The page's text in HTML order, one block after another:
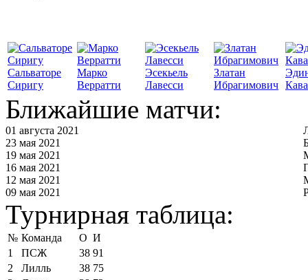
Сальваторе
Сиригу
Марко
Верратти
Эсекьель
Лавесси
Златан
Ибрагимович
Ближайшие матчи:
01 августа 2021
23 мая 2021
19 мая 2021
16 мая 2021
12 мая 2021
09 мая 2021
Турнирная таблица:
№ Команда О И
1
ПСЖ 38 91
2
Лилль 38 75